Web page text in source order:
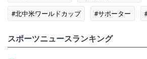
#北中米ワールドカップ
#サポーター
スポーツニュースランキング